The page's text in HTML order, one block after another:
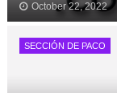
October 22, 2022
SECCIÓN DE PACO